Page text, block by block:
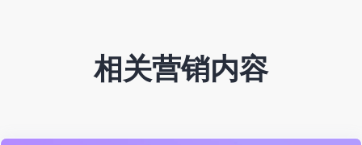
相关营销内容